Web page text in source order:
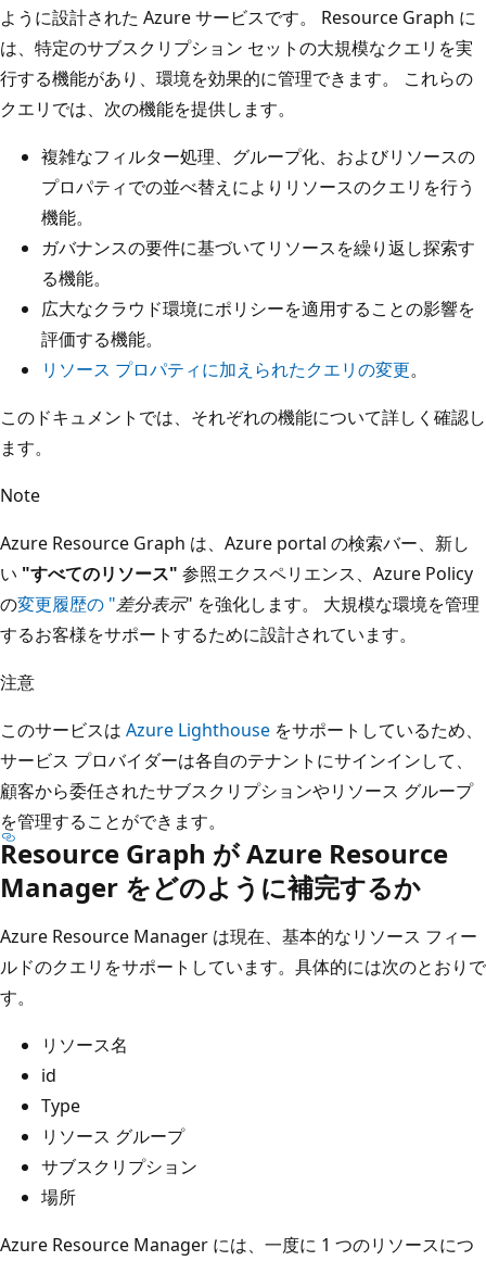
ように設計された Azure サービスです。 Resource Graph に
は、特定のサブスクリプション セットの大規模なクエリを実
行する機能があり、環境を効果的に管理できます。 これらの
クエリでは、次の機能を提供します。
複雑なフィルター処理、グループ化、およびリソースの
プロパティでの並べ替えによりリソースのクエリを行う
機能。
ガバナンスの要件に基づいてリソースを繰り返し探索す
る機能。
広大なクラウド環境にポリシーを適用することの影響を
評価する機能。
リソース プロパティに加えられたクエリの変更。
このドキュメントでは、それぞれの機能について詳しく確認し
ます。
Note
Azure Resource Graph は、Azure portal の検索バー、新し
い "すべてのリソース" 参照エクスペリエンス、Azure Policy
の変更履歴の "差分表示" を強化します。 大規模な環境を管理
するお客様をサポートするために設計されています。
注意
このサービスは Azure Lighthouse をサポートしているため、
サービス プロバイダーは各自のテナントにサインインして、
顧客から委任されたサブスクリプションやリソース グループ
を管理することができます。
Resource Graph が Azure Resource
Manager をどのように補完するか
Azure Resource Manager は現在、基本的なリソース フィー
ルドのクエリをサポートしています。具体的には次のとおりで
す。
リソース名
id
Type
リソース グループ
サブスクリプション
場所
Azure Resource Manager には、一度に 1 つのリソースにつ